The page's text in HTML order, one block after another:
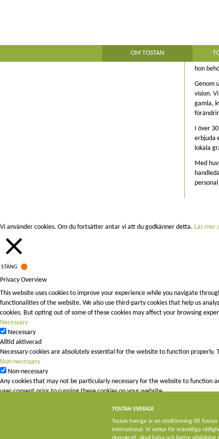
OM TOSTAN
However Long the Night
Tostan
värld
hon
Genom
vision.
gamla,
I över
erbjuda
lokala
Med
TOSTAN SVERIGE
Tostan Sverige är en stödförening till Tostan
International. Vi verkar för mänskliga
Vi använder cookies. Om du fortsätter antar vi att du godkänner detta. Läs mer
STÄNG
Privacy Overview
This website uses cookies to improve your experience while you navigate
functionalities of the website. We also use third-party cookies that help us
cookies. But opting out of some of these cookies may affect your browsing
Necessary
Necessary
Alltid aktiverad
Necessary cookies are absolutely essential for the website to function
Non-necessary
Non-necessary
Any cookies that may not be particularly necessary for the website to function
user consent prior to running these cookies on your website.